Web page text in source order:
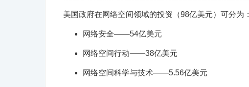
美国政府在网络空间领域的投资（98亿美元）可分为：
网络安全——54亿美元
网络空间行动——38亿美元
网络空间科学与技术——5.56亿美元